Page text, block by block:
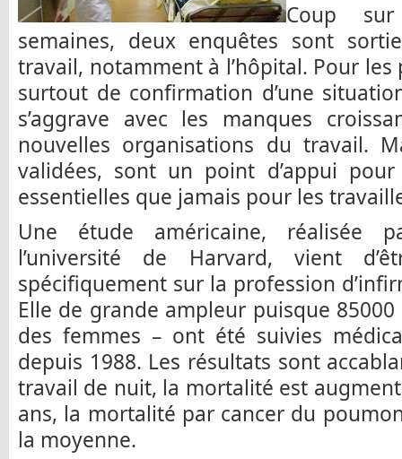
Coup
semaines, deux enquêtes sont
travail, notamment à l’hôpital. Pour les
surtout de confirmation d’une
s’aggrave avec les manques
nouvelles organisations du travail.
validées, sont un point d’appui
essentielles que jamais pour les
Une étude américaine, réalisée
l’université de Harvard, vient
spécifiquement sur la profession
Elle de grande ampleur puisque
des femmes – ont été suivies
depuis 1988. Les résultats sont
travail de nuit, la mortalité est
ans, la mortalité par cancer du
la moyenne.